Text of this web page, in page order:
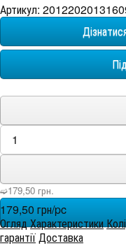
Артикул:
➫179,50 грн.
179,50 грн/pc
ОглядХарактеристики
гарантії Доставка